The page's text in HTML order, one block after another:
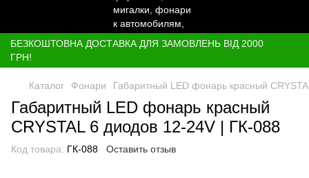
БЕЗКОШТОВНА ДОСТАВКА ДЛЯ ЗАМОВЛЕНЬ ВІД 2000
ГРН!
Каталог Фонари Габаритный LED фонарь красный
Габаритный LED фонарь красный
CRYSTAL 6 диодов 12-24V | ГК-088
Код товара: ГК-088 Оставить отзыв